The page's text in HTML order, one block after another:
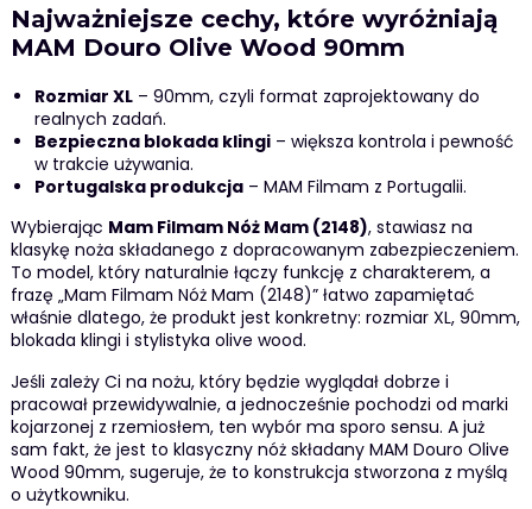
Najważniejsze cechy, które wyróżniają
MAM Douro Olive Wood 90mm
Rozmiar XL– 90mm, czyli format zaprojektowany do
realnych zadań.
Bezpieczna blokada klingi– większa kontrola i pewność
w trakcie używania.
Portugalska produkcja– MAM Filmam z Portugalii.
Wybierając Mam Filmam Nóż Mam (2148), stawiasz na
klasykę noża składanego z dopracowanym zabezpieczeniem.
To model, który naturalnie łączy funkcję z charakterem, a
frazę „Mam Filmam Nóż Mam (2148)” łatwo zapamiętać
właśnie dlatego, że produkt jest konkretny: rozmiar XL, 90mm,
blokada klingi i stylistyka olive wood.
Jeśli zależy Ci na nożu, który będzie wyglądał dobrze i
pracował przewidywalnie, a jednocześnie pochodzi od marki
kojarzonej z rzemiosłem, ten wybór ma sporo sensu. A już
sam fakt, że jest to klasyczny nóż składany MAM Douro Olive
Wood 90mm, sugeruje, że to konstrukcja stworzona z myślą
o użytkowniku.